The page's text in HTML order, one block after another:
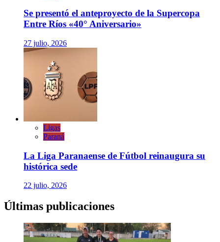
Se presentó el anteproyecto de la Supercopa
Entre Ríos «40° Aniversario»
27 julio, 2026
Ligas
Paraná
La Liga Paranaense de Fútbol reinaugura su
histórica sede
22 julio, 2026
Últimas publicaciones